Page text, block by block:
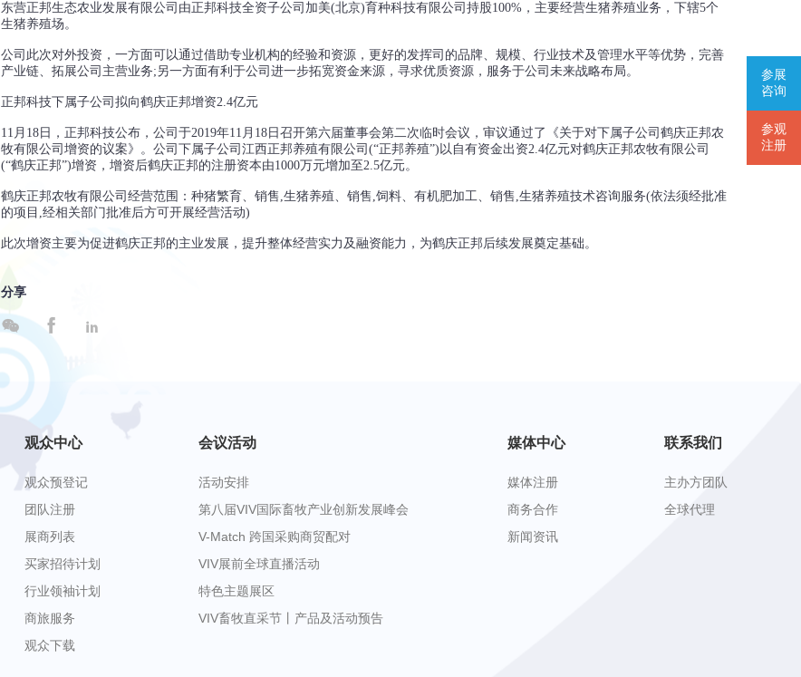
参展
咨询
参观
注册
东营正邦生态农业发展有限公司由正邦科技全资子公司加美(北京)育种科技有限公司持股100%，主要经营生猪养殖业务，下辖5个
生猪养殖场。
公司此次对外投资，一方面可以通过借助专业机构的经验和资源，更好的发挥司的品牌、规模、行业技术及管理水平等优势，完善
产业链、拓展公司主营业务;另一方面有利于公司进一步拓宽资金来源，寻求优质资源，服务于公司未来战略布局。
正邦科技下属子公司拟向鹤庆正邦增资2.4亿元
11月18日，正邦科技公布，公司于2019年11月18日召开第六届董事会第二次临时会议，审议通过了《关于对下属子公司鹤庆正邦农
牧有限公司增资的议案》。公司下属子公司江西正邦养殖有限公司(“正邦养殖”)以自有资金出资2.4亿元对鹤庆正邦农牧有限公司
(“鹤庆正邦”)增资，增资后鹤庆正邦的注册资本由1000万元增加至2.5亿元。
鹤庆正邦农牧有限公司经营范围：种猪繁育、销售,生猪养殖、销售,饲料、有机肥加工、销售,生猪养殖技术咨询服务(依法须经批准
的项目,经相关部门批准后方可开展经营活动)
此次增资主要为促进鹤庆正邦的主业发展，提升整体经营实力及融资能力，为鹤庆正邦后续发展奠定基础。
分享
  
观众中心
观众预登记
团队注册
展商列表
买家招待计划
行业领袖计划
商旅服务
观众下载
会议活动
活动安排
第八届VIV国际畜牧产业创新发展峰会
V-Match 跨国采购商贸配对
VIV展前全球直播活动
特色主题展区
VIV畜牧直采节丨产品及活动预告
媒体中心
媒体注册
商务合作
新闻资讯
联系我们
主办方团队
全球代理